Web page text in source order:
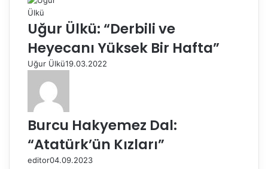
Uğur Ülkü: “Derbili ve
Heyecanı Yüksek Bir Hafta”
Uğur Ülkü19.03.2022
Burcu Hakyemez Dal:
“Atatürk’ün Kızları”
editor04.09.2023